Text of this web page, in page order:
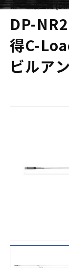
第一電波工業
DP-
得C-
ビルア